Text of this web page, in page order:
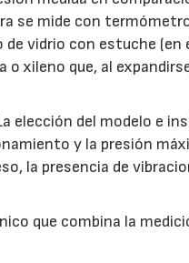
se mide con
vidrio con estuche (en
xileno que, al
del modelo e
y la presión
la presencia de
que combina la